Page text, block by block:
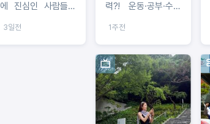
에 진심인 사람들이
임장!
3일전
력?! 운동·공부·수면
지키는 습관 공개!
1주전